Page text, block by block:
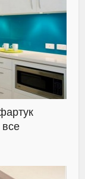
все